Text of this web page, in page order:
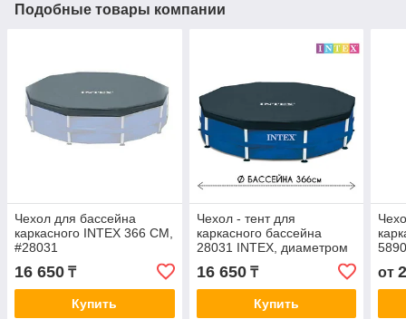
Подобные товары компании
Чехол для бассейна
каркасного INTEX 366 СМ,
#28031
16 650 ₸
Купить
Чехол - тент для
каркасного бассейна
28031 INTEX, диаметром
16 650₸
Купить
от